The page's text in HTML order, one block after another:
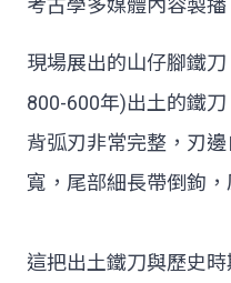
考古學多媒體內容製播
現場展出的山仔腳鐵
800-600年)出土的鐵
背弧刃非常完整，刃
寬，尾部細長帶倒鉤
這把出土鐵刀與歷史